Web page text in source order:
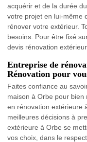
acquérir et de la durée
votre projet en lui-même
rénover votre extérieur.
besoins. Pour être fixé
devis rénovation
Entreprise de
Rénovation pour
Faites confiance au
maison à Orbe pour
en rénovation extérieure
meilleures décisions à
extérieure à Orbe se
vos choix, dans le